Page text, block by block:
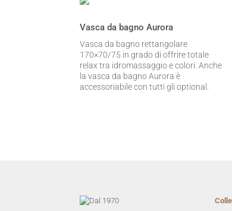
Vasca da bagno Aurora
Vasca da bagno rettangolare
170×70/75 in grado di offrire totale
relax tra idromassaggio e colori. Anche
la vasca da bagno Aurora è
accessoriabile con tutti gli optional.